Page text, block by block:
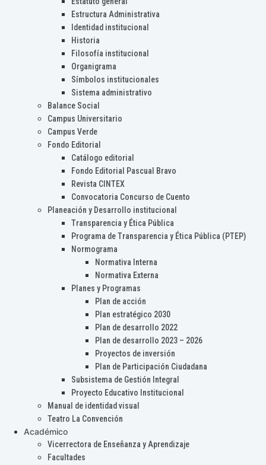
Estructura Administrativa
Identidad institucional
Historia
Filosofía institucional
Organigrama
Símbolos institucionales
Sistema administrativo
Balance Social
Campus Universitario
Campus Verde
Fondo Editorial
Catálogo editorial
Fondo Editorial Pascual Bravo
Revista CINTEX
Convocatoria Concurso de Cuento
Planeación y Desarrollo institucional
Transparencia y Ética Pública
Programa de Transparencia y Ética Pública (PTEP)
Normograma
Normativa Interna
Normativa Externa
Planes y Programas
Plan de acción
Plan estratégico 2030
Plan de desarrollo 2022
Plan de desarrollo 2023 – 2026
Proyectos de inversión
Plan de Participación Ciudadana
Subsistema de Gestión Integral
Proyecto Educativo Institucional
Manual de identidad visual
Teatro La Convención
Académico
Vicerrectora de Enseñanza y Aprendizaje
Facultades